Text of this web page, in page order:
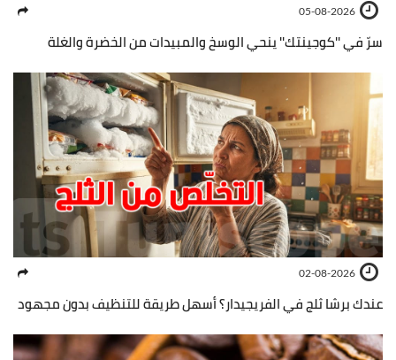
05-08-2026
سرّ في ''كوجينتك'' ينحي الوسخ والمبيدات من الخضرة والغلة
02-08-2026
عندك برشا ثلج في الفريجيدار؟ أسهل طريقة للتنظيف بدون مجهود